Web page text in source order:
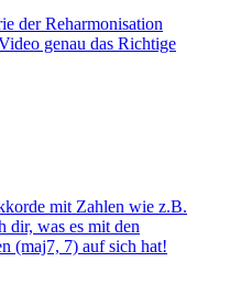
der Reharmonisation
genau das Richtige
mit Zahlen wie z.B.
dir, was es mit den
(maj7, 7) auf sich hat!